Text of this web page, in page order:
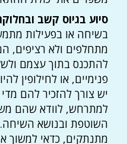
סיוע בגיוס קשב
בשיחה או בפעילות
מתחלפים ולא רציפים,
להתכנס בתוך עצמם
פנימיים, או לחילופין
יש צורך להזכיר להם
למתרחש, לוודא שהם
השוטפת ובנושא
מתנתקים, כדאי למשוך